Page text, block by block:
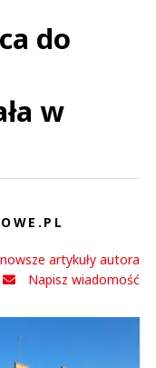
do
w
artykuły autora
Napisz wiadomość